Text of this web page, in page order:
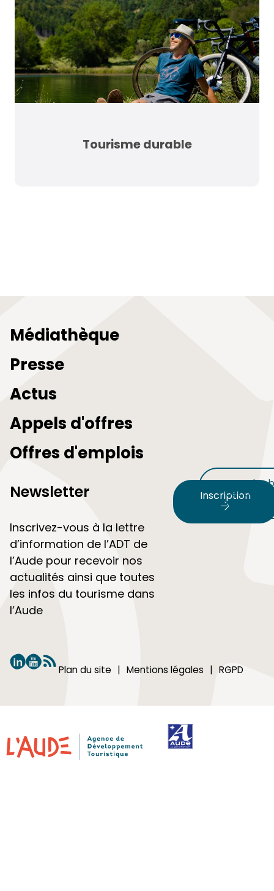
Tourisme durable
Médiathèque
Presse
Actus
Appels d'offres
Offres d'emplois
Newsletter
Inscrivez-vous à la lettre
d’information de l’ADT de
l’Aude pour recevoir nos
actualités ainsi que toutes
les infos du tourisme dans
l’Aude
Inscription
Nos plus
Plan du site Mentions légales RGPD